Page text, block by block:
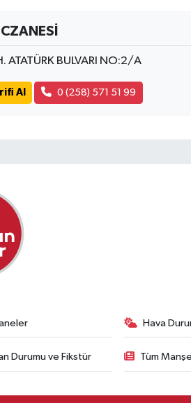
ATATÜRK BULVARI NO:2/A
Al 0 (258) 571 51 99
Hava
Durumu ve Fikstür Tüm